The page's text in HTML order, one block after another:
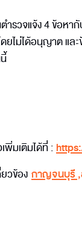
ตำรวจแจ้ง 4 ข้อห
ดยไม่ได้อนุญาต แล
พิ่มเติมได้ที่ :
วข้อง กาญจนบุรี,